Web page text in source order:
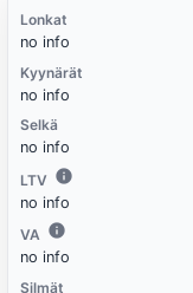
Lonkat
no info
Kyynärät
no info
Selkä
no info
LTV
no info
VA
no info
Silmät